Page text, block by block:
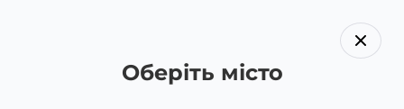
Оберіть місто